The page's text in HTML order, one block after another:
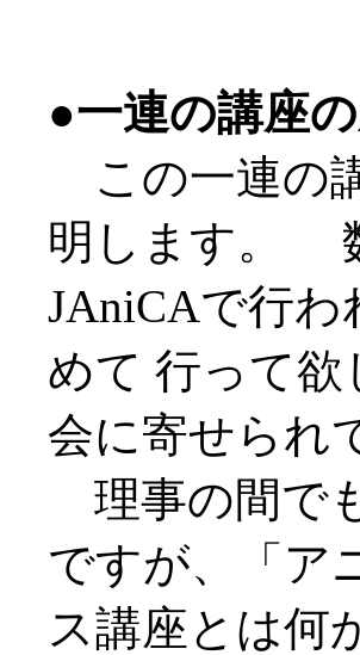
●一連の講座
この一連の
明します。
JAniCAで行
めて 行って
会に寄せられ
理事の間で
ですが、「ア
ス講座とは何